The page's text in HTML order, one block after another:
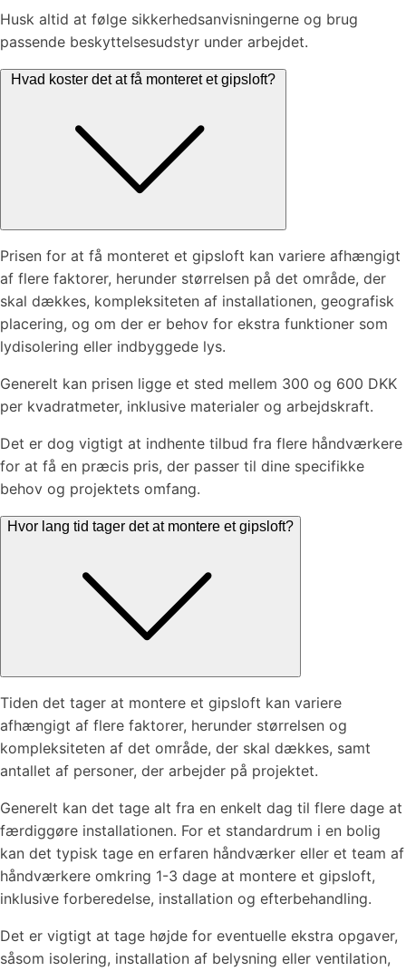
Husk altid at følge sikkerhedsanvisningerne og brug
passende beskyttelsesudstyr under arbejdet.
Hvad koster det at få monteret et gipsloft?
Prisen for at få monteret et gipsloft kan variere afhængigt
af flere faktorer, herunder størrelsen på det område, der
skal dækkes, kompleksiteten af installationen, geografisk
placering, og om der er behov for ekstra funktioner som
lydisolering eller indbyggede lys.
Generelt kan prisen ligge et sted mellem 300 og 600 DKK
per kvadratmeter, inklusive materialer og arbejdskraft.
Det er dog vigtigt at indhente tilbud fra flere håndværkere
for at få en præcis pris, der passer til dine specifikke
behov og projektets omfang.
Hvor lang tid tager det at montere et gipsloft?
Tiden det tager at montere et gipsloft kan variere
afhængigt af flere faktorer, herunder størrelsen og
kompleksiteten af det område, der skal dækkes, samt
antallet af personer, der arbejder på projektet.
Generelt kan det tage alt fra en enkelt dag til flere dage at
færdiggøre installationen. For et standardrum i en bolig
kan det typisk tage en erfaren håndværker eller et team af
håndværkere omkring 1-3 dage at montere et gipsloft,
inklusive forberedelse, installation og efterbehandling.
Det er vigtigt at tage højde for eventuelle ekstra opgaver,
såsom isolering, installation af belysning eller ventilation,